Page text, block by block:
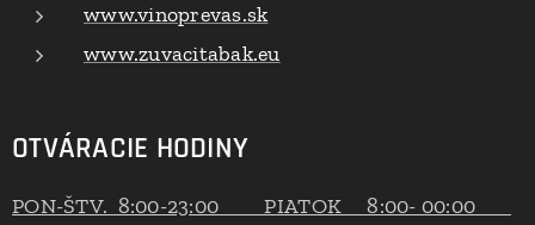
www.vinoprevas.sk
www.zuvacitabak.eu
OTVÁRACIE HODINY
PON-ŠTV. 8:00-23:00 PIATOK 8:00- 00:00